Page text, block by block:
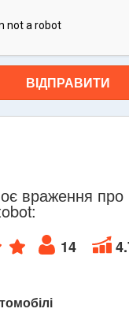
ВІДПРАВИТИ
враження про
14